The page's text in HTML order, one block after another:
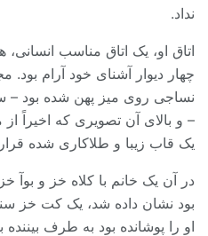
نداد.
اتاق او، یک اتاق مناسب
چهار دیوار آشنای خود آرام بود.
نساجی روی میز پهن شده بود –
– و بالای آن تصویری که اخیراً
یک قاب زیبا و طلاکاری شده
در آن یک خانم با کلاه خز و
بود نشان داده شد، یک کت خز
او را پوشانده بود به طرف